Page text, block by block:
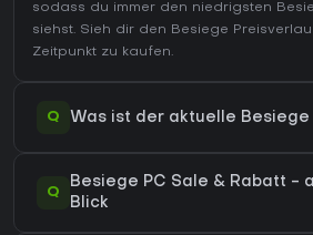
sodass du immer den niedrigsten
siehst. Sieh dir den Besiege
Zeitpunkt zu kaufen.
Q Was ist der aktuelle Besiege
Q
Besiege PC Sale & Rabatt -
Blick